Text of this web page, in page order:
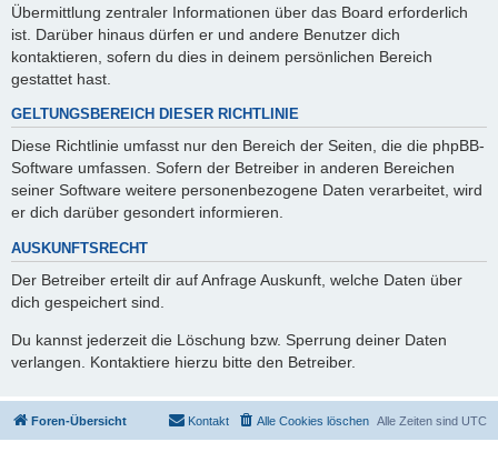
Übermittlung zentraler Informationen über das Board erforderlich
ist. Darüber hinaus dürfen er und andere Benutzer dich
kontaktieren, sofern du dies in deinem persönlichen Bereich
gestattet hast.
GELTUNGSBEREICH DIESER RICHTLINIE
Diese Richtlinie umfasst nur den Bereich der Seiten, die die phpBB-
Software umfassen. Sofern der Betreiber in anderen Bereichen
seiner Software weitere personenbezogene Daten verarbeitet, wird
er dich darüber gesondert informieren.
AUSKUNFTSRECHT
Der Betreiber erteilt dir auf Anfrage Auskunft, welche Daten über
dich gespeichert sind.
Du kannst jederzeit die Löschung bzw. Sperrung deiner Daten
verlangen. Kontaktiere hierzu bitte den Betreiber.
Foren-Übersicht Alle Zeiten sind UTC
Alle Cookies löschen
Kontakt